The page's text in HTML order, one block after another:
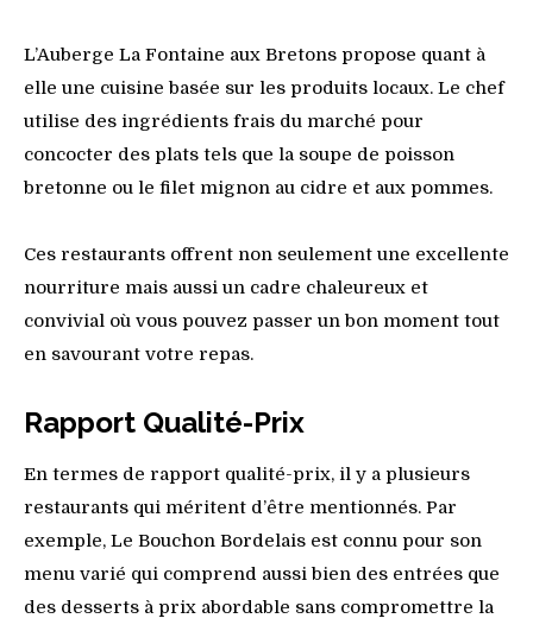
L’Auberge La Fontaine aux Bretons propose quant à
elle une cuisine basée sur les produits locaux. Le chef
utilise des ingrédients frais du marché pour
concocter des plats tels que la soupe de poisson
bretonne ou le filet mignon au cidre et aux pommes.
Ces restaurants offrent non seulement une excellente
nourriture mais aussi un cadre chaleureux et
convivial où vous pouvez passer un bon moment tout
en savourant votre repas.
Rapport Qualité-Prix
En termes de rapport qualité-prix, il y a plusieurs
restaurants qui méritent d’être mentionnés. Par
exemple, Le Bouchon Bordelais est connu pour son
menu varié qui comprend aussi bien des entrées que
des desserts à prix abordable sans compromettre la